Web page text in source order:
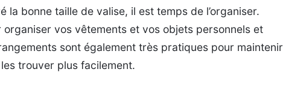
la bonne taille de valise, il est temps de l’organiser.
vos vêtements et vos objets personnels et
sont également très pratiques pour maintenir
trouver plus facilement.